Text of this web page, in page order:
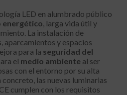
LED en alumbrado público
energético, larga vida útil y
La instalación de
aparcamientos y espacios
para la seguridad del
el medio ambiente al ser
con el entorno por su alta
las nuevas luminarias
cumplen con los requisitos